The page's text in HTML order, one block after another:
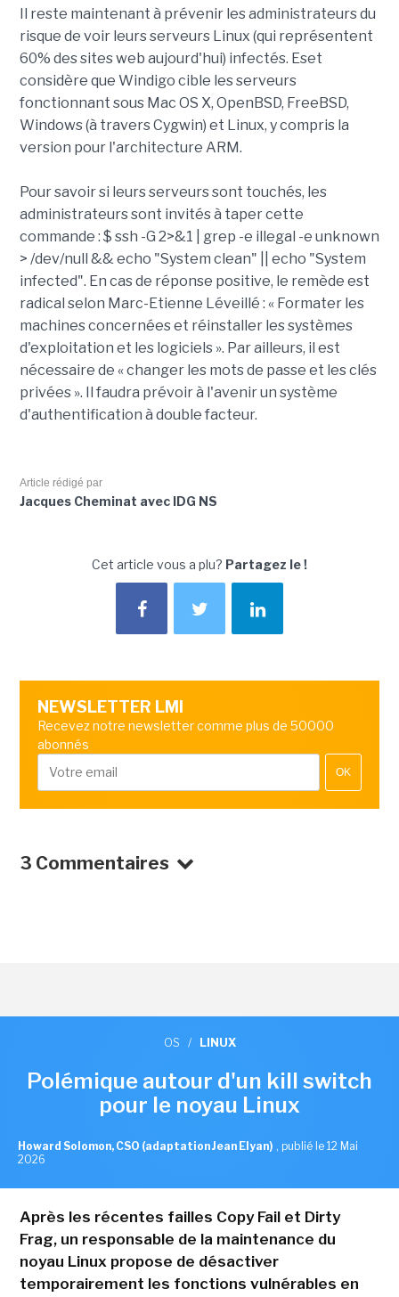
Il reste maintenant à prévenir les administrateurs du
risque de voir leurs serveurs Linux (qui représentent
60% des sites web aujourd'hui) infectés. Eset
considère que Windigo cible les serveurs
fonctionnant sous Mac OS X, OpenBSD, FreeBSD,
Windows (à travers Cygwin) et Linux, y compris la
version pour l'architecture ARM.
Pour savoir si leurs serveurs sont touchés, les
administrateurs sont invités à taper cette
commande : $ ssh -G 2>&1 | grep -e illegal -e unknown
> /dev/null && echo "System clean" || echo "System
infected". En cas de réponse positive, le remède est
radical selon Marc-Etienne Léveillé : « Formater les
machines concernées et réinstaller les systèmes
d'exploitation et les logiciels ». Par ailleurs, il est
nécessaire de « changer les mots de passe et les clés
privées ». Il faudra prévoir à l'avenir un système
d'authentification à double facteur.
Article rédigé par
Jacques Cheminat avec IDG NS
Cet article vous a plu? Partagez le !
NEWSLETTER LMI
Recevez notre newsletter comme plus de 50000
abonnés
OK
3 Commentaires
OS / LINUX
Polémique autour d'un kill switch
pour le noyau Linux
Howard Solomon, CSO (adaptation Jean Elyan) , publié le 12 Mai
2026
Après les récentes failles Copy Fail et Dirty
Frag, un responsable de la maintenance du
noyau Linux propose de désactiver
temporairement les fonctions vulnérables en